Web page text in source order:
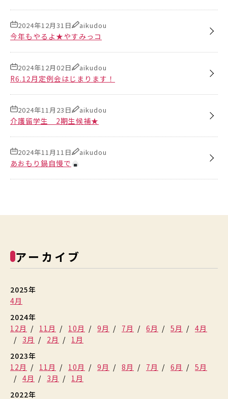
今年もやるよ★やすみっコ
2024年12月31日 aikudou
R6.12月定例会はじまります！
2024年12月02日 aikudou
介護留学生 2期生候補★
2024年11月23日 aikudou
あおもり鍋自慢で
2024年11月11日 aikudou
アーカイブ
2025年
4月
2024年
12月
11月 10月 9月 7月 6月 5月
4月
3月
2月
1月
2023年
12月
11月 10月 9月 8月 7月 6月
5月
4月
3月
1月
2022年